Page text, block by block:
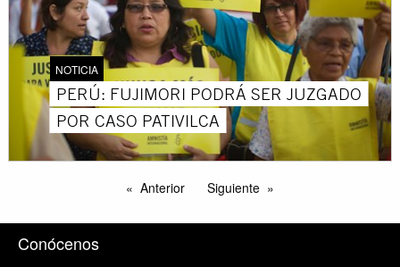
NOTICIA
PERÚ: FUJIMORI PODRÁ SER JUZGADO
POR CASO PATIVILCA
Anterior Siguiente
Conócenos